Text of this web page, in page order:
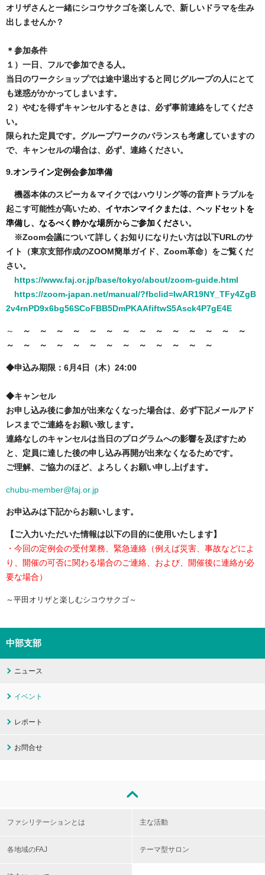
オリザさんと一緒にシコウサクゴを楽しんで、新しいドラマを生み
出しませんか？
＊参加条件
１）一日、フルで参加できる人。
当日のワークショップでは途中退出すると同じグループの人にとて
も迷惑がかかってしまいます。
２）やむを得ずキャンセルするときは、必ず事前連絡をしてくださ
い。
限られた定員です。グループワークのバランスも考慮していますの
で、キャンセルの場合は、必ず、連絡ください。
9.オンライン定例会参加準備
機器本体のスピーカ＆マイクではハウリング等の音声トラブルを
起こす可能性が高いため、 イヤホンマイクまたは、ヘッドセットを
準備し、 なるべく静かな場所からご参加くださ い。
※Zoom会議について詳しくお知りになりたい方は以下URLのサ
イト（東京支部作成のZOOM簡単ガイド、Zoom革命）をご覧くだ
さい。
https://www.faj.or.jp/base/tokyo/about/zoom-guide.html
https://zoom-japan.net/manual/?fbclid=IwAR19NY_TFy4ZgB
2v4rnPD9x6bg56SCoFBB5DmPKAAfiftwS5Asck4P7gE4E
～
～ ～ ～ ～ ～ ～ ～ ～ ～ ～ ～ ～ ～ ～
～ ～ ～ ～ ～ ～ ～ ～ ～ ～ ～ ～ ～
◆申込み期限：6月4日（木）24:00
◆キャンセル
お申し込み後に参加が出来なくなった場合は、必ず下記メールアド
レスまでご連絡をお願い致します。
連絡なしのキャンセルは当日のプログラムへの影響を及ぼすため
と、定員に達した後の申し込み再開が出来なくなるためです。
ご理解、ご協力のほど、よろしくお願い申し上げます。
chubu-member@faj.or.jp
お申込みは下記からお願いします。
【ご入力いただいた情報は以下の目的に使用いたします】
・今回の定例会の受付業務、緊急連絡（例えば災害、事故などによ
り、開催の可否に関わる場合のご連絡、および、開催後に連絡が必
要な場合）
～平田オリザと楽しむシコウサクゴ～
中部支部
ニュース
イベント
レポート
お問合せ
ファシリテーションとは 主な活動
各地域のFAJ テーマ型サロン